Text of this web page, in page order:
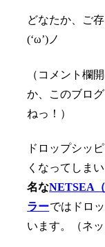
どなたか、ご
(‘ω’)ノ
（コメント欄
か、このブロ
ねっ！）
ドロップシッ
くなってしま
名なNETSEA
ラーでは ドロ
います。（ネ